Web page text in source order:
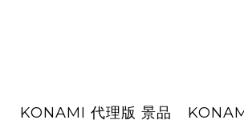
KONAMI 代理版 景品